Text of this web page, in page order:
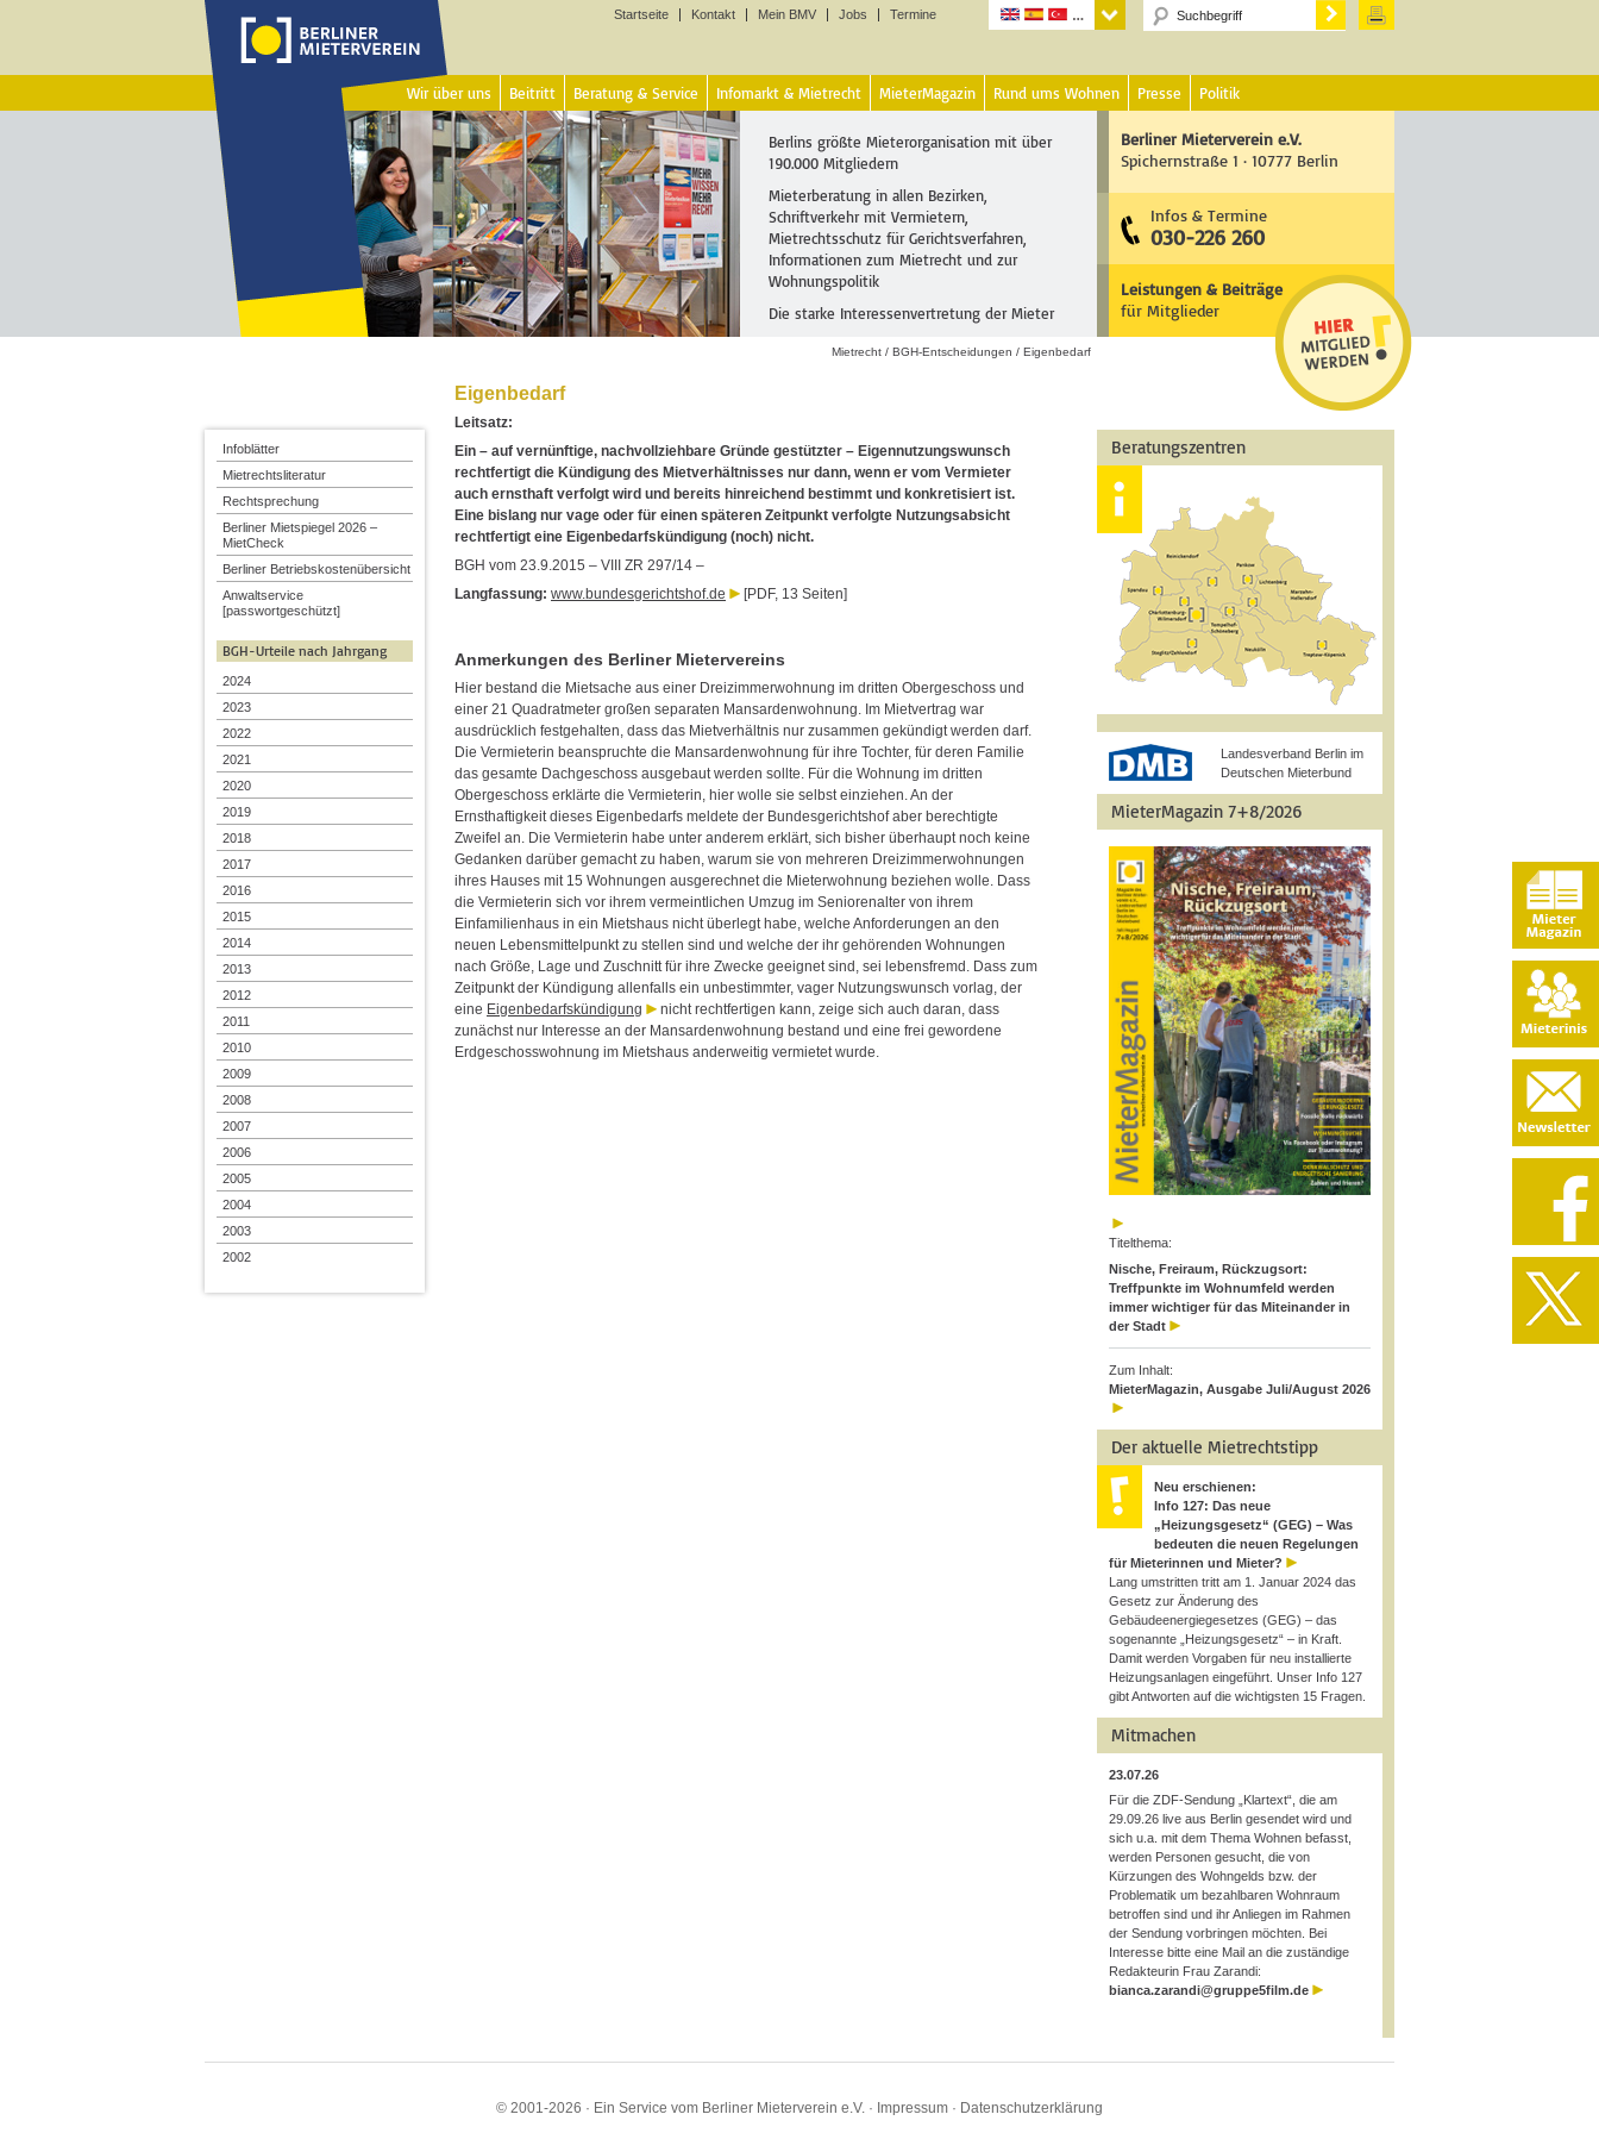
Startseite Kontakt Mein BMV Jobs Termine
Wir über uns Beitritt Beratung & Service Infomarkt & Mietrecht MieterMagazin Rund ums Wohnen Presse Politik
Berlins größte Mieterorganisation mit über
190.000 Mitgliedern
Mieterberatung in allen Bezirken,
Schriftverkehr mit Vermietern,
Mietrechtsschutz für Gerichtsverfahren,
Informationen zum Mietrecht und zur
Wohnungspolitik
Die starke Interessenvertretung der Mieter
Berliner Mieterverein e.V.
Spichernstraße 1 · 10777 Berlin
Infos & Termine
030-226 260
Leistungen & Beiträge
für Mitglieder
Mietrecht / BGH-Entscheidungen / Eigenbedarf
Eigenbedarf
Leitsatz:
Ein – auf vernünftige, nachvollziehbare Gründe gestützter – Eigennutzungswunsch
rechtfertigt die Kündigung des Mietverhältnisses nur dann, wenn er vom Vermieter
auch ernsthaft verfolgt wird und bereits hinreichend bestimmt und konkretisiert ist.
Eine bislang nur vage oder für einen späteren Zeitpunkt verfolgte Nutzungsabsicht
rechtfertigt eine Eigenbedarfskündigung (noch) nicht.
BGH vom 23.9.2015 – VIII ZR 297/14 –
Langfassung: www.bundesgerichtshof.de [PDF, 13 Seiten]
Anmerkungen des Berliner Mietervereins
Hier bestand die Mietsache aus einer Dreizimmerwohnung im dritten Obergeschoss und
einer 21 Quadratmeter großen separaten Mansardenwohnung. Im Mietvertrag war
ausdrücklich festgehalten, dass das Mietverhältnis nur zusammen gekündigt werden darf.
Die Vermieterin beanspruchte die Mansardenwohnung für ihre Tochter, für deren Familie
das gesamte Dachgeschoss ausgebaut werden sollte. Für die Wohnung im dritten
Obergeschoss erklärte die Vermieterin, hier wolle sie selbst einziehen. An der
Ernsthaftigkeit dieses Eigenbedarfs meldete der Bundesgerichtshof aber berechtigte
Zweifel an. Die Vermieterin habe unter anderem erklärt, sich bisher überhaupt noch keine
Gedanken darüber gemacht zu haben, warum sie von mehreren Dreizimmerwohnungen
ihres Hauses mit 15 Wohnungen ausgerechnet die Mieterwohnung beziehen wolle. Dass
die Vermieterin sich vor ihrem vermeintlichen Umzug im Seniorenalter von ihrem
Einfamilienhaus in ein Mietshaus nicht überlegt habe, welche Anforderungen an den
neuen Lebensmittelpunkt zu stellen sind und welche der ihr gehörenden Wohnungen
nach Größe, Lage und Zuschnitt für ihre Zwecke geeignet sind, sei lebensfremd. Dass zum
Zeitpunkt der Kündigung allenfalls ein unbestimmter, vager Nutzungswunsch vorlag, der
eine Eigenbedarfskündigung
nicht rechtfertigen kann, zeige sich auch daran, dass
zunächst nur Interesse an der Mansardenwohnung bestand und eine frei gewordene
Erdgeschosswohnung im Mietshaus anderweitig vermietet wurde.
Beratungszentren
Landesverband Berlin im
Deutschen Mieterbund
MieterMagazin 7+8/2026
Titelthema:
Nische, Freiraum, Rückzugsort:
Treffpunkte im Wohnumfeld werden
immer wichtiger für das Miteinander in
der Stadt
Zum Inhalt:
MieterMagazin, Ausgabe Juli/August 2026
Der aktuelle Mietrechtstipp
Neu erschienen:
Info 127: Das neue
„Heizungsgesetz“ (GEG) – Was
bedeuten die neuen Regelungen
für Mieterinnen und Mieter?
Lang umstritten tritt am 1. Januar 2024 das
Gesetz zur Änderung des
Gebäudeenergiegesetzes (GEG) – das
sogenannte „Heizungsgesetz“ – in Kraft.
Damit werden Vorgaben für neu installierte
Heizungsanlagen eingeführt. Unser Info 127
gibt Antworten auf die wichtigsten 15 Fragen.
Mitmachen
23.07.26
Für die ZDF-Sendung „Klartext“, die am
29.09.26 live aus Berlin gesendet wird und
sich u.a. mit dem Thema Wohnen befasst,
werden Personen gesucht, die von
Kürzungen des Wohngelds bzw. der
Problematik um bezahlbaren Wohnraum
betroffen sind und ihr Anliegen im Rahmen
der Sendung vorbringen möchten. Bei
Interesse bitte eine Mail an die zuständige
Redakteurin Frau Zarandi:
bianca.zarandi@gruppe5film.de
Infoblätter
Mietrechtsliteratur
Rechtsprechung
Berliner Mietspiegel 2026 –
MietCheck
Berliner Betriebskostenübersicht
Anwaltservice
[passwortgeschützt]
BGH-Urteile nach Jahrgang
2024
2023
2022
2021
2020
2019
2018
2017
2016
2015
2014
2013
2012
2011
2010
2009
2008
2007
2006
2005
2004
2003
2002
© 2001-2026 · Ein Service vom Berliner Mieterverein e.V. · Impressum · Datenschutzerklärung